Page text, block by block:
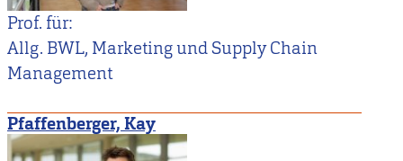
Prof. für:
Allg. BWL, Marketing und Supply Chain
Management
Pfaffenberger, Kay